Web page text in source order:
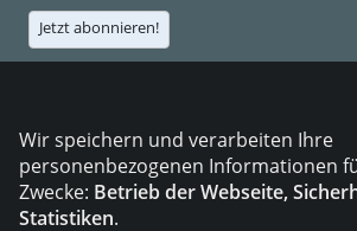
Jetzt abonnieren!
Die DVS Media GmbH ist ein
Wir speichern und verarbeiten Ihre
personenbezogenen Informationen
Zwecke: Betrieb der Webseite,
Statistiken.